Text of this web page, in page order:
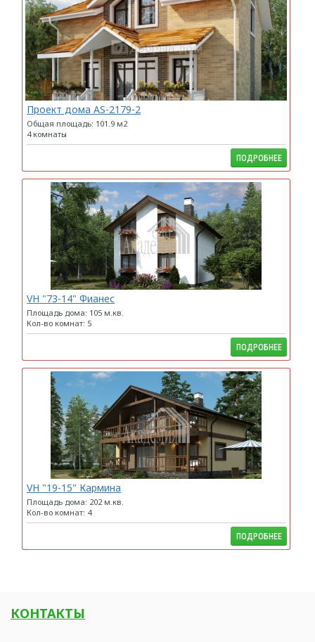
Проект дома AS-2179-2
Общая площадь: 101.9 м2
4 комнаты
ПОДРОБНЕЕ
VH "73-14" Фианес
Площадь дома: 105 м.кв.
Кол-во комнат: 5
ПОДРОБНЕЕ
VH "19-15" Кармина
Площадь дома: 202 м.кв.
Кол-во комнат: 4
ПОДРОБНЕЕ
КОНТАКТЫ